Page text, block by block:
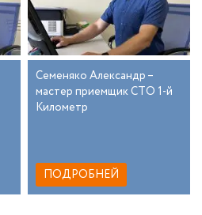
Семеняко Александр –
мастер приемщик СТО 1-й
Километр
ПОДРОБНЕЙ